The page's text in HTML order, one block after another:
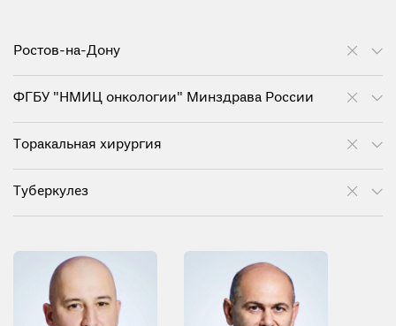
Ростов-на-Дону
ФГБУ "НМИЦ онкологии" Минздрава России
Торакальная хирургия
Туберкулез